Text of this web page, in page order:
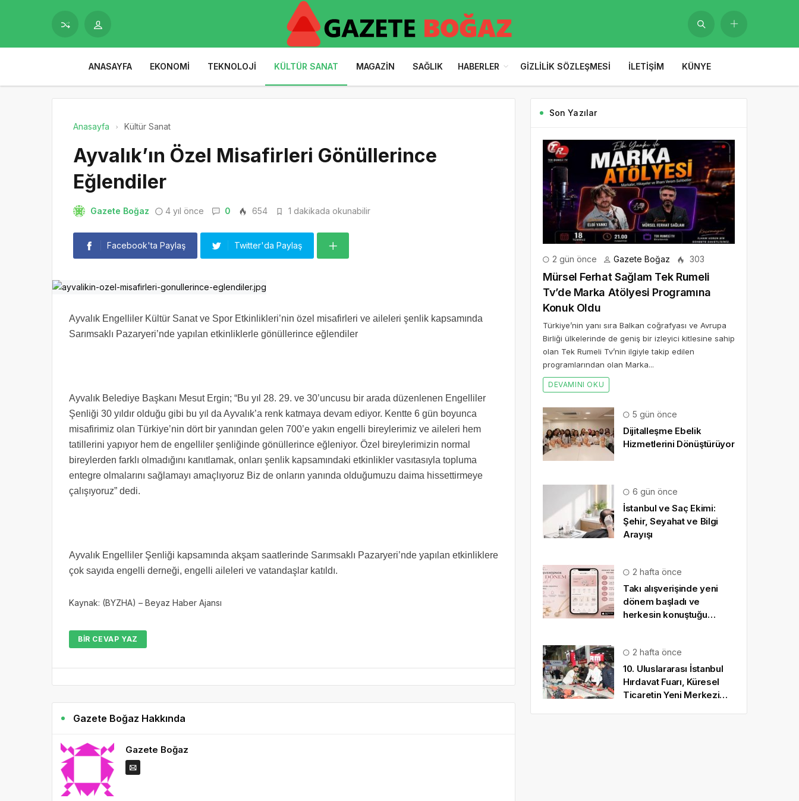
ANASAYFA EKONOMI TEKNOLOJI KÜLTÜR SANAT MAGAZIN SAĞLIK HABERLER GIZLILIK SÖZLEŞMESI İLETIŞIM KÜNYE
Anasayfa Kültür Sanat
Ayvalık’ın Özel Misafirleri Gönüllerince
Eğlendiler
Gazete Boğaz 4 yıl önce 0 654 1 dakikada okunabilir
Facebook'ta Paylaş Twitter'da Paylaş
Ayvalık Engelliler Kültür Sanat ve Spor Etkinlikleri’nin özel misafirleri ve aileleri şenlik kapsamında
Sarımsaklı Pazaryeri’nde yapılan etkinliklerle gönüllerince eğlendiler
Ayvalık Belediye Başkanı Mesut Ergin; “Bu yıl 28. 29. ve 30’uncusu bir arada düzenlenen Engelliler
Şenliği 30 yıldır olduğu gibi bu yıl da Ayvalık’a renk katmaya devam ediyor. Kentte 6 gün boyunca
misafirimiz olan Türkiye’nin dört bir yanından gelen 700’e yakın engelli bireylerimiz ve aileleri hem
tatillerini yapıyor hem de engelliler şenliğinde gönüllerince eğleniyor. Özel bireylerimizin normal
bireylerden farklı olmadığını kanıtlamak, onları şenlik kapsamındaki etkinlikler vasıtasıyla topluma
entegre olmalarını sağlamayı amaçlıyoruz Biz de onların yanında olduğumuzu daima hissettirmeye
çalışıyoruz” dedi.
Ayvalık Engelliler Şenliği kapsamında akşam saatlerinde Sarımsaklı Pazaryeri’nde yapılan etkinliklere
çok sayıda engelli derneği, engelli aileleri ve vatandaşlar katıldı.
Kaynak: (BYZHA) – Beyaz Haber Ajansı
BIR CEVAP YAZ
Gazete Boğaz Hakkında
Gazete Boğaz
Son Yazılar
2 gün önce Gazete Boğaz 303
Mürsel Ferhat Sağlam Tek Rumeli
Tv’de Marka Atölyesi Programına
Konuk Oldu
Türkiye’nin yanı sıra Balkan coğrafyası ve Avrupa
Birliği ülkelerinde de geniş bir izleyici kitlesine sahip
olan Tek Rumeli Tv’nin ilgiyle takip edilen
programlarından olan Marka...
DEVAMINI OKU
5 gün önce
Dijitalleşme Ebelik
Hizmetlerini Dönüştürüyor
6 gün önce
İstanbul ve Saç Ekimi:
Şehir, Seyahat ve Bilgi
Arayışı
2 hafta önce
Takı alışverişinde yeni
dönem başladı ve
herkesin konuştuğu
2 hafta önce
10. Uluslararası İstanbul
Hırdavat Fuarı, Küresel
Ticaretin Yeni Merkezi